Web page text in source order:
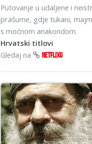
Putovanje u udaljene i
prašume, gdje tukani,
s moćnom anakondom.
Hrvatski titlovi
Gledaj na
NETFLIXU